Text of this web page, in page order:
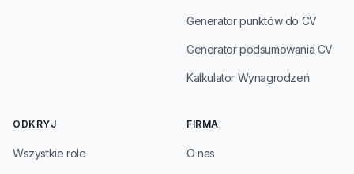
Generator punktów do CV
Generator podsumowania CV
Kalkulator Wynagrodzeń
ODKRYJ
Wszystkie role
FIRMA
O nas